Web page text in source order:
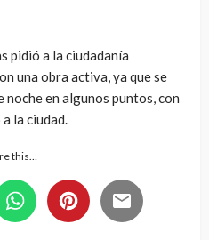
pidió a la ciudadanía
una obra activa, ya que se
en algunos puntos, con
la ciudad.
this…